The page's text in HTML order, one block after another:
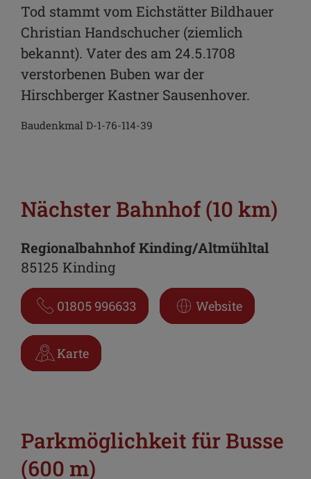
Tod stammt vom Eichstätter Bildhauer
Christian Handschucher (ziemlich
bekannt). Vater des am 24.5.1708
verstorbenen Buben war der
Hirschberger Kastner Sausenhover.
Baudenkmal D-1-76-114-39
Nächster Bahnhof (10 km)
Regionalbahnhof Kinding/Altmühltal
85125 Kinding
01805 996633 Website
Karte
Parkmöglichkeit für Busse
(600 m)